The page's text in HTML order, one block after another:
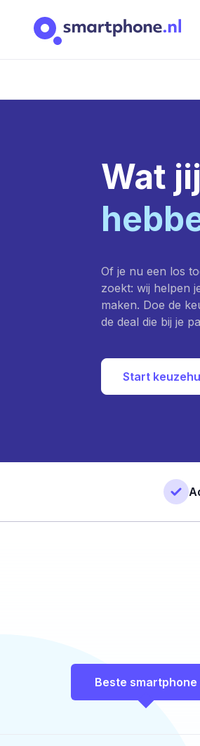
Wat
Of je nu een los
zoekt: wij helpen
maken. Doe de
de deal die bij je
Start
Beste smartphone